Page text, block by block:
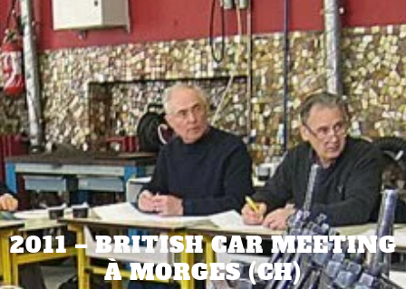
2011 – BRITISH CAR MEETING
À MORGES (CH)